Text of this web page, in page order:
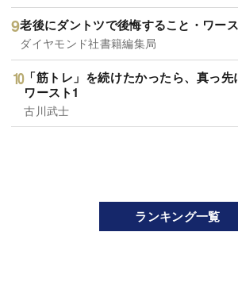
老後にダントツで後悔すること・ワー
ダイヤモンド社書籍編集局
「筋トレ」を続けたかったら、真っ先
ワースト1
古川武士
ランキング一覧